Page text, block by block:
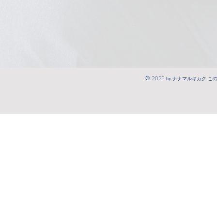
© 2025 by ナナマルキカク こ